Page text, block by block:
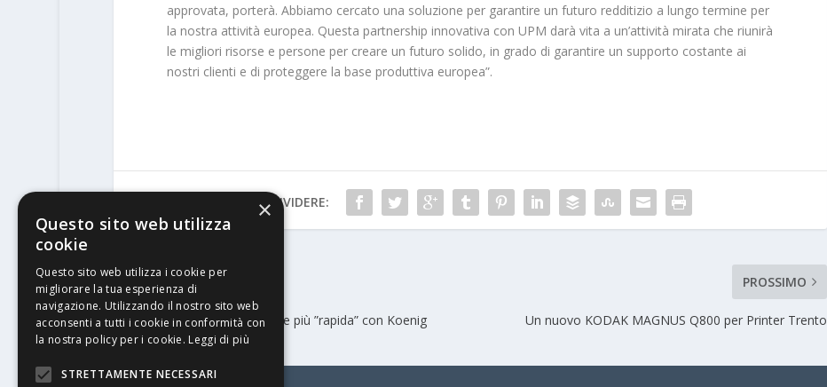
approvata, porterà. Abbiamo cercato una soluzione per garantire un futuro redditizio a lungo termine per
la nostra attività europea. Questa partnership innovativa con UPM darà vita a un’attività mirata che riunirà
le migliori risorse e persone per creare un futuro solido, in grado di garantire un supporto costante ai
nostri clienti e di proteggere la base produttiva europea”.
CONDIVIDERE:
PRECEDENTE
Cartotecnica Garanzini sempre più ”rapida” con Koenig
& Bauer
PROSSIMO
Un nuovo KODAK MAGNUS Q800 per Printer Trento
×
Questo sito web utilizza
cookie
Questo sito web utilizza i cookie per
migliorare la tua esperienza di
navigazione. Utilizzando il nostro sito web
acconsenti a tutti i cookie in conformità con
la nostra policy per i cookie. Leggi di più
STRETTAMENTE NECESSARI